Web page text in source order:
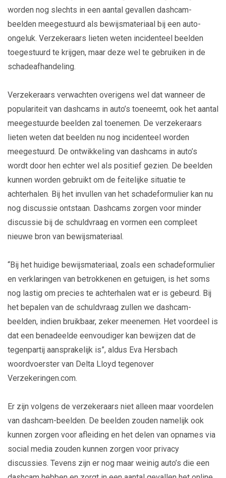
worden nog slechts in een aantal gevallen dashcam-
beelden meegestuurd als bewijsmateriaal bij een auto-
ongeluk. Verzekeraars lieten weten incidenteel beelden
toegestuurd te krijgen, maar deze wel te gebruiken in de
schadeafhandeling.
Verzekeraars verwachten overigens wel dat wanneer de
populariteit van dashcams in auto’s toeneemt, ook het aantal
meegestuurde beelden zal toenemen. De verzekeraars
lieten weten dat beelden nu nog incidenteel worden
meegestuurd. De ontwikkeling van dashcams in auto’s
wordt door hen echter wel als positief gezien. De beelden
kunnen worden gebruikt om de feitelijke situatie te
achterhalen. Bij het invullen van het schadeformulier kan nu
nog discussie ontstaan. Dashcams zorgen voor minder
discussie bij de schuldvraag en vormen een compleet
nieuwe bron van bewijsmateriaal.
“Bij het huidige bewijsmateriaal, zoals een schadeformulier
en verklaringen van betrokkenen en getuigen, is het soms
nog lastig om precies te achterhalen wat er is gebeurd. Bij
het bepalen van de schuldvraag zullen we dashcam-
beelden, indien bruikbaar, zeker meenemen. Het voordeel is
dat een benadeelde eenvoudiger kan bewijzen dat de
tegenpartij aansprakelijk is”, aldus Eva Hersbach
woordvoerster van Delta Lloyd tegenover
Verzekeringen.com.
Er zijn volgens de verzekeraars niet alleen maar voordelen
van dashcam-beelden. De beelden zouden namelijk ook
kunnen zorgen voor afleiding en het delen van opnames via
social media zouden kunnen zorgen voor privacy
discussies. Tevens zijn er nog maar weinig auto’s die een